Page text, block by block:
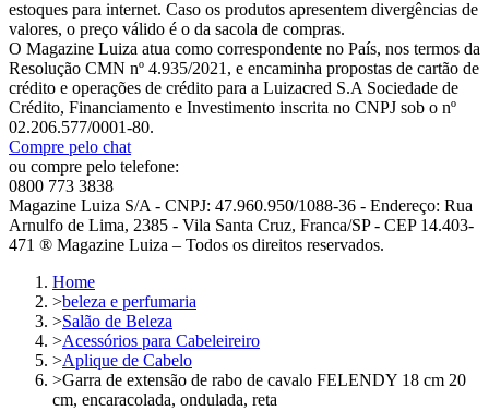
estoques para internet. Caso os produtos apresentem divergências de
valores, o preço válido é o da sacola de compras.
O Magazine Luiza atua como correspondente no País, nos termos da
Resolução CMN nº 4.935/2021, e encaminha propostas de cartão de
crédito e operações de crédito para a Luizacred S.A Sociedade de
Crédito, Financiamento e Investimento inscrita no CNPJ sob o nº
02.206.577/0001-80.
Compre pelo chat
ou compre pelo telefone:
0800 773 3838
Magazine Luiza S/A - CNPJ: 47.960.950/1088-36 - Endereço: Rua
Arnulfo de Lima, 2385 - Vila Santa Cruz, Franca/SP - CEP 14.403-
471 ® Magazine Luiza – Todos os direitos reservados.
Home
>beleza e perfumaria
>Salão de Beleza
>Acessórios para Cabeleireiro
>Aplique de Cabelo
>Garra de extensão de rabo de cavalo FELENDY 18 cm 20
cm, encaracolada, ondulada, reta